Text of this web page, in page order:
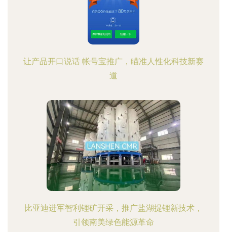
让产品开口说话 帐号宝推广，瞄准人性化科技新赛
道
比亚迪进军智利锂矿开采，推广盐湖提锂新技术，
引领南美绿色能源革命